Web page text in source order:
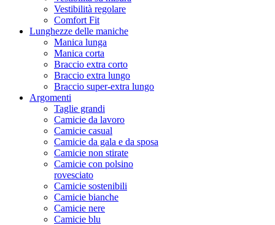
Vestibilità regolare
Comfort Fit
Lunghezze delle maniche
Manica lunga
Manica corta
Braccio extra corto
Braccio extra lungo
Braccio super-extra lungo
Argomenti
Taglie grandi
Camicie da lavoro
Camicie casual
Camicie da gala e da sposa
Camicie non stirate
Camicie con polsino
rovesciato
Camicie sostenibili
Camicie bianche
Camicie nere
Camicie blu